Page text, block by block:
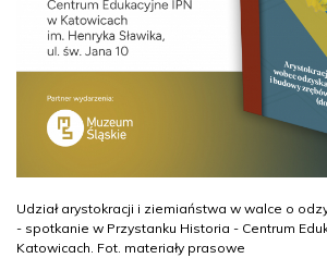
Udział arystokracji i ziemiaństwa w walce o
- spotkanie w Przystanku Historia - Centrum
Katowicach. Fot. materiały prasowe